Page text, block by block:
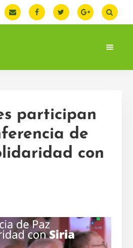
participan
de
con